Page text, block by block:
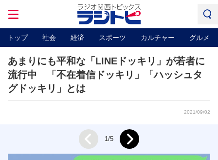
トップ 社会 経済 スポーツ カルチャー グルメ
あまりにも平和な「LINEドッキリ」が若者に
流行中 「不在着信ドッキリ」「ハッシュタ
グドッキリ」とは
2021/09/02
Prev 1/5 Next